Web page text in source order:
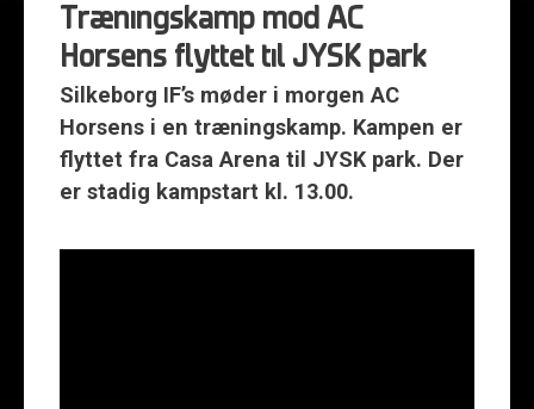
Træningskamp mod AC
Horsens flyttet til JYSK park
Silkeborg IF’s møder i morgen AC
Horsens i en træningskamp. Kampen er
flyttet fra Casa Arena til JYSK park. Der
er stadig kampstart kl. 13.00.